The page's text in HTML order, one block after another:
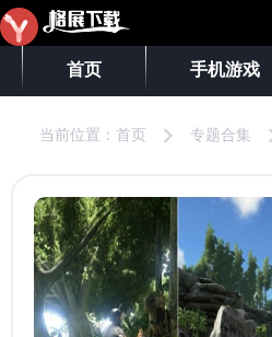
首页 手机游戏
当前位置： 首页 专题合集